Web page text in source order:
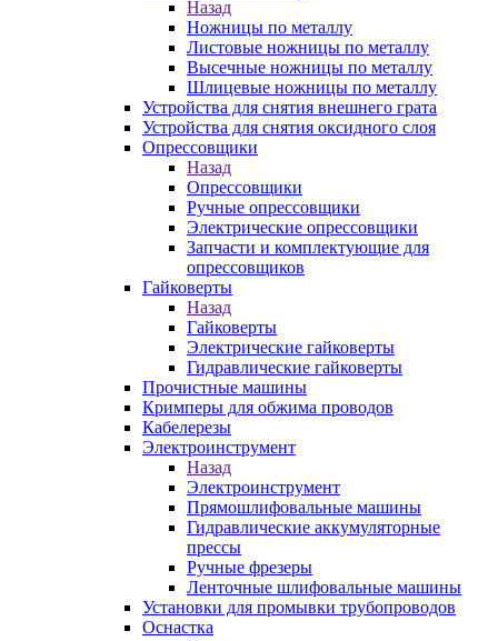
Назад
Ножницы по металлу
Листовые ножницы по металлу
Высечные ножницы по металлу
Шлицевые ножницы по металлу
Устройства для снятия внешнего грата
Устройства для снятия оксидного слоя
Опрессовщики
Назад
Опрессовщики
Ручные опрессовщики
Электрические опрессовщики
Запчасти и комплектующие для
опрессовщиков
Гайковерты
Назад
Гайковерты
Электрические гайковерты
Гидравлические гайковерты
Прочистные машины
Кримперы для обжима проводов
Кабелерезы
Электроинструмент
Назад
Электроинструмент
Прямошлифовальные машины
Гидравлические аккумуляторные
прессы
Ручные фрезеры
Ленточные шлифовальные машины
Установки для промывки трубопроводов
Оснастка